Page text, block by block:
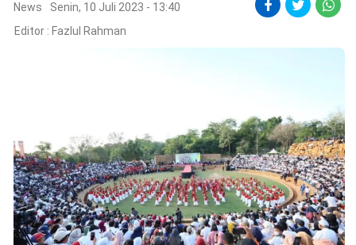
Olahraga
Ekonomi
Memori
News
Senin, 10 Juli 2023 - 13:40
Editor : Fazlul Rahman